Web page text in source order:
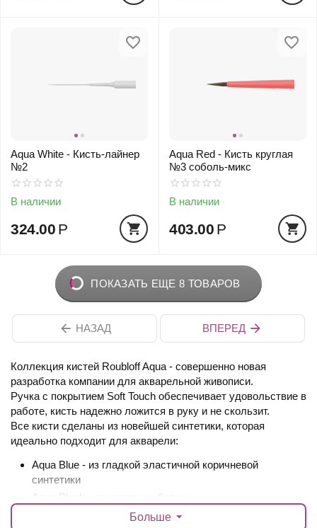
Коллекция кистей Roubloff Aqua - совершенно новая
разработка компании для акварельной живописи.
Ручка с покрытием Soft Touch обеспечивает удовольствие в
работе, кисть надежно ложится в руку и не скользит.
Все кисти сделаны из новейшей синтетики, которая
идеально подходит для акварели:
Aqua Blue - из гладкой эластичной коричневой
синтетики
Aqua Black - из имитации белки
Aqua White - из белой японской синтетики
Больше
Aqua White - Кисть-лайнер
№2
В наличии
324.00 Р
Aqua Red - Кисть круглая
№3 соболь-микс
В наличии
403.00 Р
ПОКАЗАТЬ ЕЩЕ 8 ТОВАРОВ
НАЗАД ВПЕРЕД